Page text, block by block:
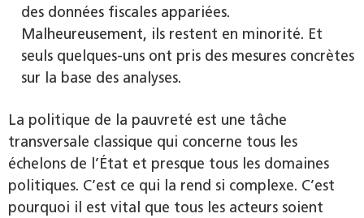
des données fiscales appariées.
Malheureusement, ils restent en minorité. Et
seuls quelques-uns ont pris des mesures concrètes
sur la base des analyses.
La politique de la pauvreté est une tâche
transversale classique qui concerne tous les
échelons de l’État et presque tous les domaines
politiques. C’est ce qui la rend si complexe. C’est
pourquoi il est vital que tous les acteurs soient